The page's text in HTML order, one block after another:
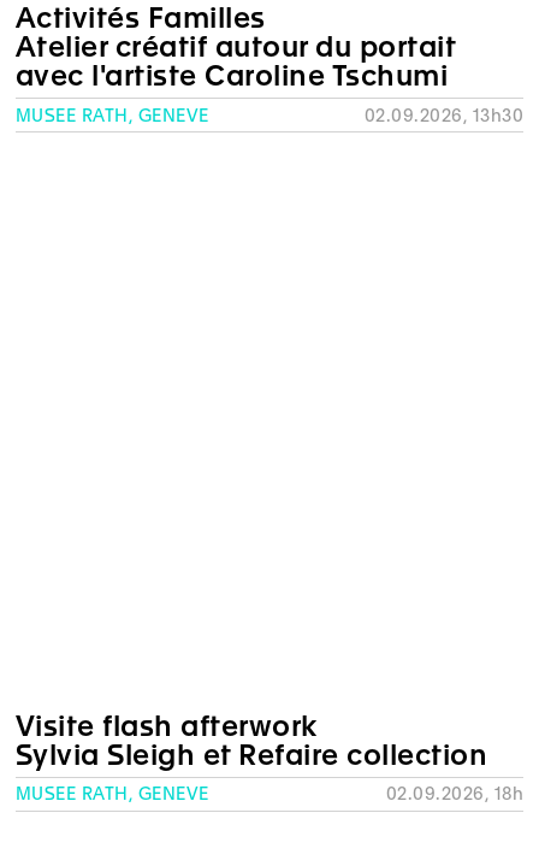
Activités Familles
Atelier créatif autour du portait
avec l'artiste Caroline Tschumi
MUSÉE RATH, GENÈVE 02.09.2026, 13h30
Visite flash afterwork
Sylvia Sleigh et Refaire collection
MUSÉE RATH, GENÈVE 02.09.2026, 18h